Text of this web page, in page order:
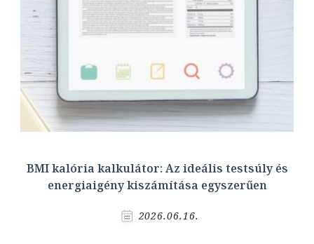
BMI kalória kalkulátor: Az ideális testsúly és
energiaigény kiszámítása egyszerűen
2026.06.16.